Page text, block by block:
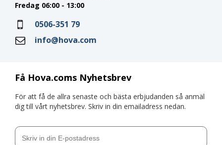
Få Hova.coms Nyhetsbrev
För att få de allra senaste och bästa erbjudanden så anmäl
dig till vårt nyhetsbrev. Skriv in din emailadress nedan.
Fredag 06:00 - 13:00
0506-351 79
info@hova.com